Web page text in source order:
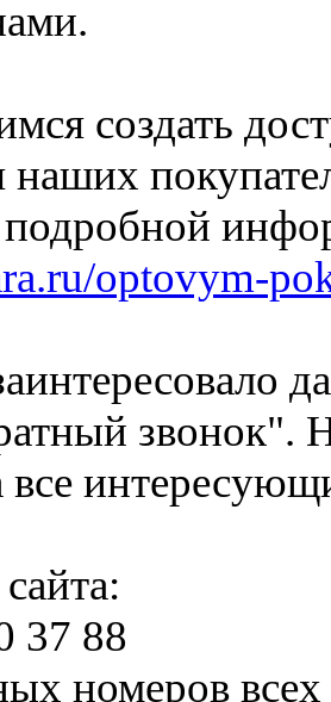
создать
наших
optovym-
звонок".
все
37 88
номеров всех